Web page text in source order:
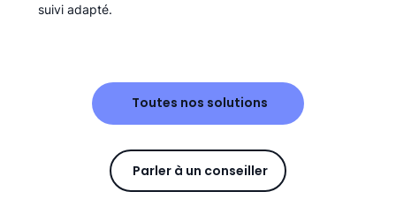
suivi adapté.
Toutes nos solutions
Parler à un conseiller